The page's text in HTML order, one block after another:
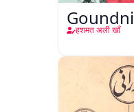
Goundni
हशमत अली खाँ